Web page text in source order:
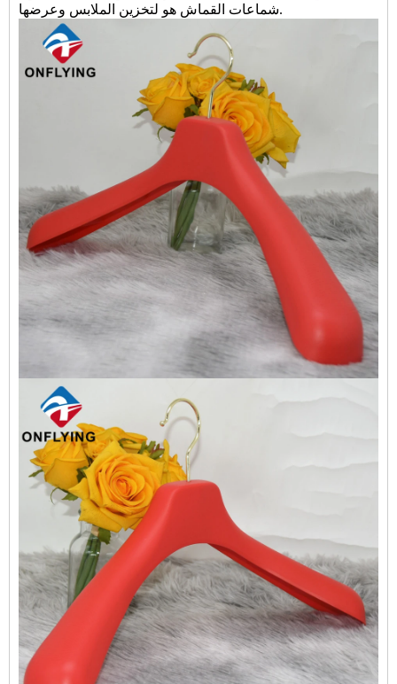
شماعات القماش هو لتخزين الملابس وعرضها.